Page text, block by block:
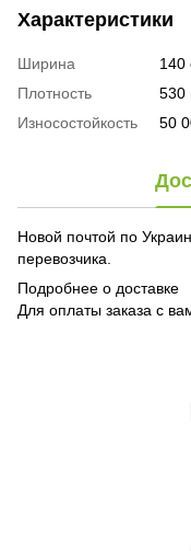
Характеристики
Ширина
140
Плотность
530
Износостойкость
50
Новой почтой по
перевозчика.
Подробнее о доставке
Для оплаты заказа с